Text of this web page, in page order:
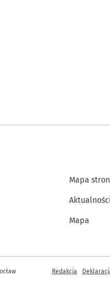
Mapa
Mapa
Inne informacje
Redakcja